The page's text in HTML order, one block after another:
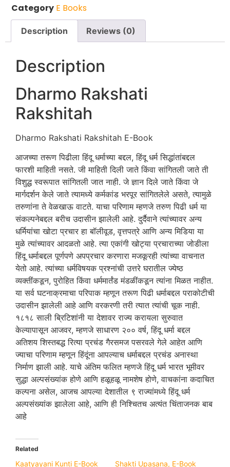
Category E Books
Description Reviews (0)
Description
Dharmo Rakshati
Rakshitah
Dharmo Rakshati Rakshitah E-Book
आजच्या तरूण पिढीला हिंदू धर्माच्या बद्दल, हिंदू धर्म सिद्धांतांबद्दल
फारशी माहिती नसते. जी माहिती दिली जाते किंवा सांगितली जाते ती
विशुद्ध स्वरूपात सांगितली जात नाही. जे ज्ञान दिले जाते किंवा जे
मार्गदर्शन केले जाते त्यामध्ये कर्मकांड भरपूर सांगितलेले असते, त्यामुळे
तरुणांना ते वेळखाऊ वाटते. याचा परिणाम म्हणजे तरुण पिढी धर्म या
संकल्पनेबद्दल बरीच उदासीन झालेली आहे. दुर्दैवाने त्यांच्यावर अन्य
धर्मियांचा खोटा प्रचार हा बॉलीवूड, वृत्तपत्रे आणि अन्य मिडिया या
मुळे त्यांच्यावर आदळतो आहे. त्या एकांगी खोट्या प्रचाराच्या जोडीला
हिंदू धर्माबद्दल पूर्णपणे अपप्रचार करणारा मजकूरही त्यांच्या वाचनात
येतो आहे. त्यांच्या धर्मविषयक प्रश्नांची उत्तरे घरातील ज्येष्ठ
व्यक्तींकडून, पुरोहित किंवा धर्ममार्तंड मंडळींकडून त्यांना मिळत नाहीत.
या सर्व घटनाक्रमाचा परिपाक म्हणून तरूण पिढी धर्माबद्दल पराकोटीची
उदासीन झालेली आहे आणि वरकरणी तरी त्यात त्यांची चूक नाही.
१८१८ साली ब्रिटिशांनी या देशावर राज्य करायला सुरुवात
केल्यापासून आजवर, म्हणजे साधारण २०० वर्ष, हिंदू धर्मा बद्दल
अतिशय शिस्तबद्ध रित्या प्रचंड गैरसमज पसरवले गेले आहेत आणि
ज्याचा परिणाम म्हणून हिंदूंना आपल्याच धर्माबद्दल प्रचंड अनास्था
निर्माण झाली आहे. याचे अंतिम फलित म्हणजे हिंदू धर्म भारत भूमीवर
सुद्धा अल्पसंख्यांक होणे आणि हळूहळू नामशेष होणे, वाचकांना कदाचित
कल्पना असेल, आजच आपल्या देशातील ९ राज्यांमध्ये हिंदू धर्म
अल्पसंख्यांक झालेला आहे, आणि ही निश्चितच अत्यंत चिंताजनक बाब
आहे
Related
Kaatyayani Kunti E-Book
Shakti Upasana, E-Book